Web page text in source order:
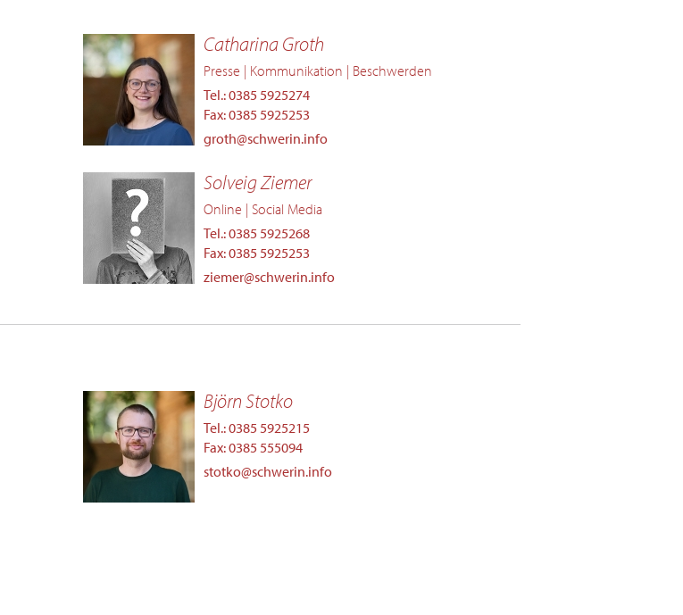
Catharina Groth
Presse | Kommunikation | Beschwerden
Tel.: 0385 5925274
Fax: 0385 5925253
groth@schwerin.info
Solveig Ziemer
Online | Social Media
Tel.: 0385 5925268
Fax: 0385 5925253
ziemer@schwerin.info
Björn Stotko
Tel.: 0385 5925215
Fax: 0385 555094
stotko@schwerin.info